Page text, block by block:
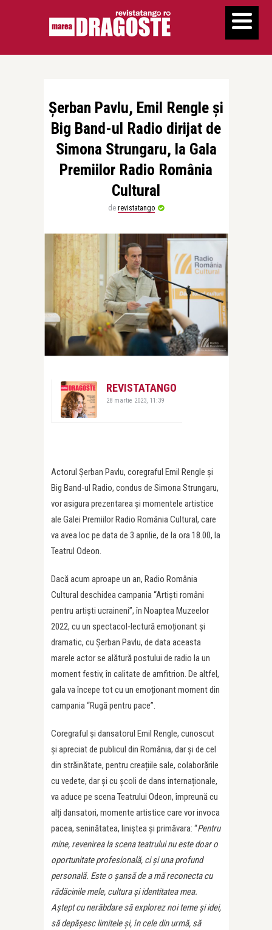
Șerban Pavlu, Emil Rengle și
Big Band-ul Radio dirijat de
Simona Strungaru, la Gala
Premiilor Radio România
Cultural
de revistatango
REVISTATANGO
28 martie 2023, 11:39
Actorul Șerban Pavlu, coregraful Emil Rengle și
Big Band-ul Radio, condus de Simona Strungaru,
vor asigura prezentarea și momentele artistice
ale Galei Premiilor Radio România Cultural, care
va avea loc pe data de 3 aprilie, de la ora 18.00, la
Teatrul Odeon.
Dacă acum aproape un an, Radio România
Cultural deschidea campania “Artiști români
pentru artiști ucraineni”, în Noaptea Muzeelor
2022, cu un spectacol-lectură emoționant și
dramatic, cu Șerban Pavlu, de data aceasta
marele actor se alătură postului de radio la un
moment festiv, în calitate de amfitrion. De altfel,
gala va începe tot cu un emoționant moment din
campania “Rugă pentru pace”.
Coregraful și dansatorul Emil Rengle, cunoscut
și apreciat de publicul din România, dar și de cel
din străinătate, pentru creațiile sale, colaborările
cu vedete, dar și cu școli de dans internaționale,
va aduce pe scena Teatrului Odeon, împreună cu
alți dansatori, momente artistice care vor invoca
pacea, seninătatea, liniștea și primăvara: “Pentru
mine, revenirea la scena teatrului nu este doar o
oportunitate profesională, ci și una profund
personală. Este o șansă de a mă reconecta cu
rădăcinile mele, cultura și identitatea mea.
Aștept cu nerăbdare să explorez noi teme și idei,
să depășesc limitele și, în cele din urmă, să